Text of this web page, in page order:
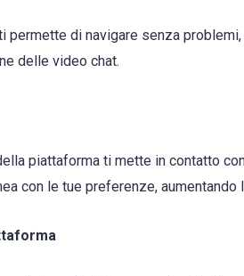
permette di navigare senza
delle video chat.
piattaforma ti mette in contatto
con le tue preferenze, aumentando